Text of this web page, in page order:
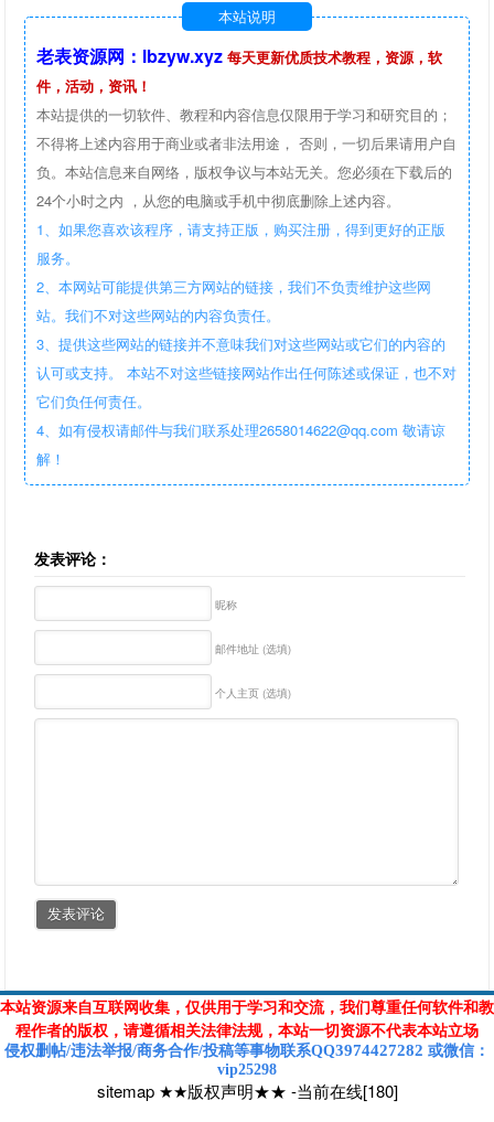
本站说明
老表资源网：lbzyw.xyz 每天更新优质技术教程，资源，软
件，活动，资讯！
本站提供的一切软件、教程和内容信息仅限用于学习和研究目的；
不得将上述内容用于商业或者非法用途， 否则，一切后果请用户自
负。本站信息来自网络，版权争议与本站无关。您必须在下载后的
24个小时之内 ，从您的电脑或手机中彻底删除上述内容。
1、如果您喜欢该程序，请支持正版，购买注册，得到更好的正版
服务。
2、本网站可能提供第三方网站的链接，我们不负责维护这些网
站。我们不对这些网站的内容负责任。
3、提供这些网站的链接并不意味我们对这些网站或它们的内容的
认可或支持。 本站不对这些链接网站作出任何陈述或保证，也不对
它们负任何责任。
4、如有侵权请邮件与我们联系处理2658014622@qq.com 敬请谅
解！
发表评论：
昵称
邮件地址 (选填)
个人主页 (选填)
本站资源来自互联网收集，仅供用于学习和交流，我们尊重任何软件和教
程作者的版权，请遵循相关法律法规，本站一切资源不代表本站立场
侵权删帖/违法举报/商务合作/投稿等事物联系QQ3974427282 或微信 ：
vip25298
sitemap ★★版权声明★★ -当前在线[180]